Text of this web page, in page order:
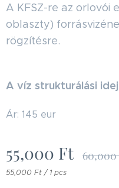
A KFSZ-re az orlovói
oblaszty)
rögzítésre.
A víz strukturálási
Ár: 145 eur
55,000 Ft 60,000
55,000 Ft / 1 pcs